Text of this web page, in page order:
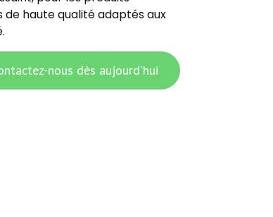
haute qualité adaptés aux
nous dès aujourd'hui